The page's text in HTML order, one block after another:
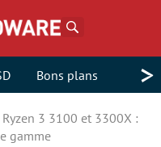
Bons plans >
Ryzen 3 3100 et 3300X :
gamme